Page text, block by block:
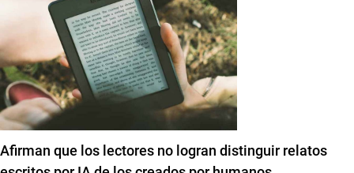
Afirman que los lectores no logran distinguir relatos